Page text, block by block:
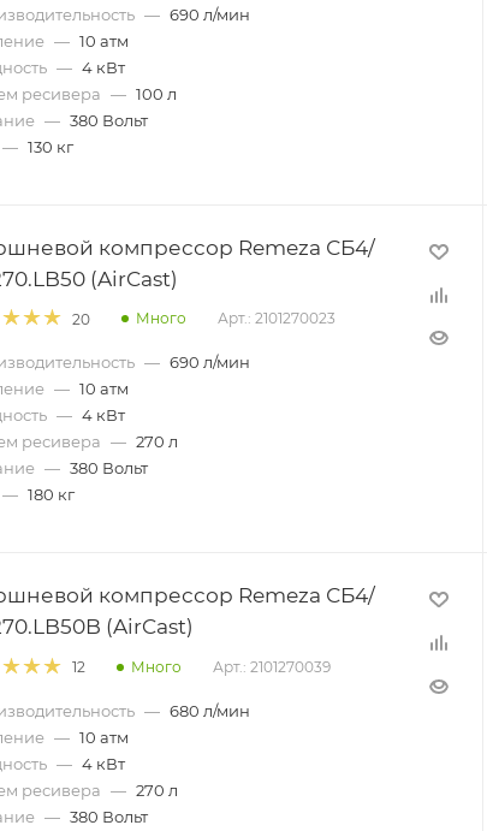
— 690 л/мин
— 10 атм
— 4 кВт
ресивера — 100 л
— 380 Вольт
— 130 кг
компрессор Remeza СБ4/
(AirCast)
20 Много Арт.: 2101270023
— 690 л/мин
— 10 атм
— 4 кВт
ресивера — 270 л
— 380 Вольт
— 180 кг
компрессор Remeza СБ4/
(AirCast)
12 Много Арт.: 2101270039
— 680 л/мин
— 10 атм
— 4 кВт
ресивера — 270 л
— 380 Вольт